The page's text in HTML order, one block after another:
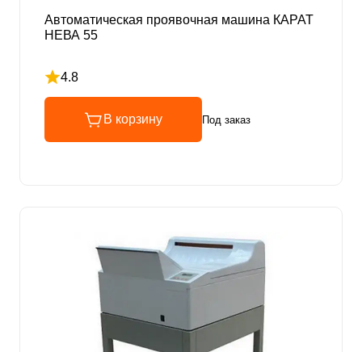
Автоматическая проявочная машина КАРАТ
НЕВА 55
4.8
Рейтинг 4.8 из 5
В корзину Под заказ